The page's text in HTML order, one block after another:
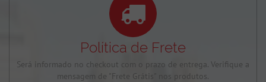
Política de Frete
Será informado no checkout com o prazo de entrega. Verifique a
mensagem de "Frete Grátis" nos produtos.